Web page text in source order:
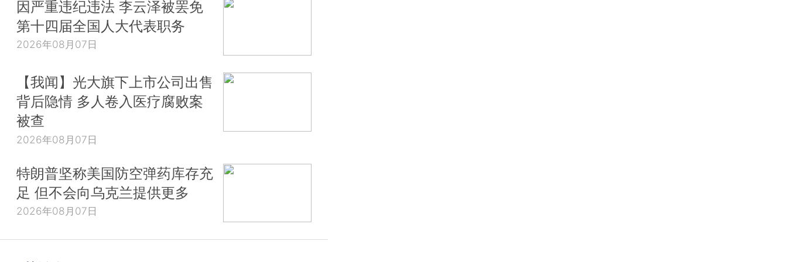
因严重违纪违法 李云泽被罢免
第十四届全国人大代表职务
2026年08月07日
【我闻】光大旗下上市公司出售
背后隐情 多人卷入医疗腐败案
被查
2026年08月07日
特朗普坚称美国防空弹药库存充
足 但不会向乌克兰提供更多
2026年08月07日